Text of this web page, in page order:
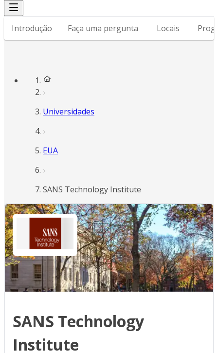
Introdução Faça uma pergunta Locais
Universidades
EUA
SANS Technology Institute
SANS Technology
Institute